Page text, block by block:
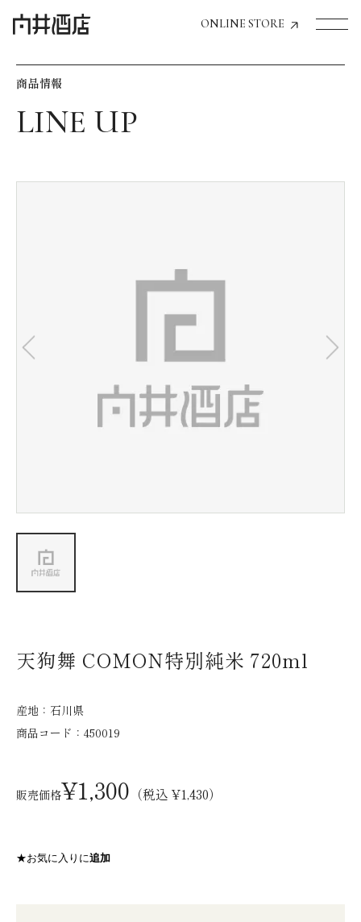
ONLINE STORE
飲食店経営のお客様
お気に入り機能の活用方法
会社情報
商品情報
天狗舞 COMON特別純米 720ml
産地： 石川県
商品コード： 450019
販売価格¥1,300 （税込 ¥1,430）
★お気に入りに追加